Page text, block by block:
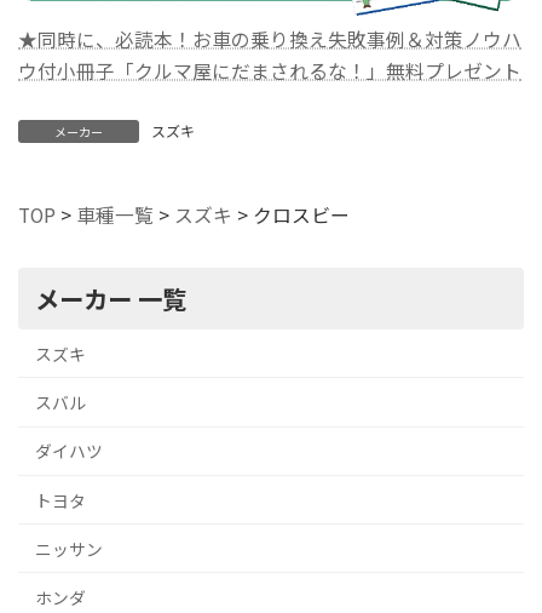
★同時に、必読本！お車の乗り換え失敗事例＆対策ノウハ
ウ付小冊子「クルマ屋にだまされるな！」無料プレゼント
メーカー スズキ
TOP > 車種一覧 > スズキ > クロスビー
メーカー 一覧
スズキ
スバル
ダイハツ
トヨタ
ニッサン
ホンダ